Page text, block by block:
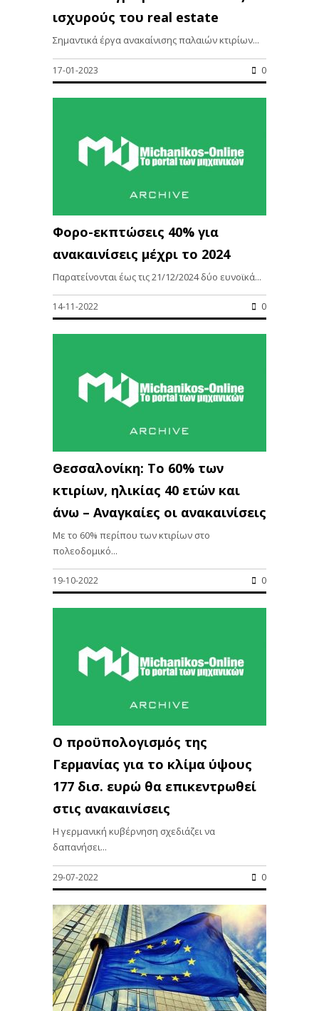
ισχυρούς του real estate
Σημαντικά έργα ανακαίνισης παλαιών κτιρίων...
17-01-2023 0
Φορο-εκπτώσεις 40% για
ανακαινίσεις μέχρι το 2024
Παρατείνονται έως τις 21/12/2024 δύο ευνοϊκά...
14-11-2022 0
Θεσσαλονίκη: Το 60% των
κτιρίων, ηλικίας 40 ετών και
άνω – Αναγκαίες οι ανακαινίσεις
Με το 60% περίπου των κτιρίων στο
πολεοδομικό...
19-10-2022 0
Ο προϋπολογισμός της
Γερμανίας για το κλίμα ύψους
177 δισ. ευρώ θα επικεντρωθεί
στις ανακαινίσεις
Η γερμανική κυβέρνηση σχεδιάζει να
δαπανήσει...
29-07-2022 0